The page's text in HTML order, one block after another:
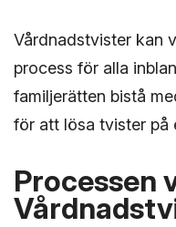
Vårdnadstvister kan
process för alla
familjerätten bistå
för att lösa tvister på
Processen